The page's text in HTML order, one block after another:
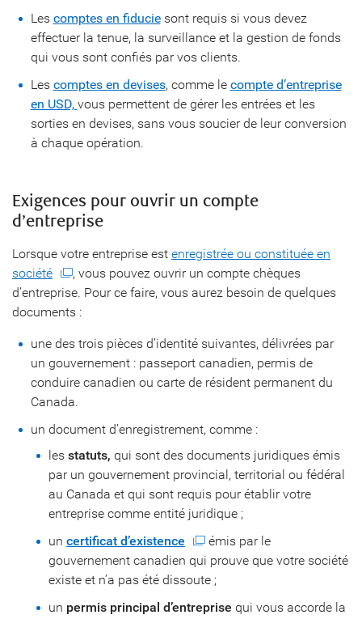
Les comptes en fiduciesont requis si vous devez
effectuer la tenue, la surveillance et la gestion de fonds
qui vous sont confiés par vos clients.
Les comptes en devises, comme le compte d’entreprise
en USD, vous permettent de gérer les entrées et les
sorties en devises, sans vous soucier de leur conversion
à chaque opération.
Exigences pour ouvrir un compte
d’entreprise
Lorsque votre entreprise est enregistrée ou constituée en
société
, vous pouvez ouvrir un compte chèques
d’entreprise. Pour ce faire, vous aurez besoin de quelques
documents :
une des trois pièces d’identité suivantes, délivrées par
un gouvernement : passeport canadien, permis de
conduire canadien ou carte de résident permanent du
Canada.
un document d’enregistrement, comme :
les statuts, qui sont des documents juridiques émis
par un gouvernement provincial, territorial ou fédéral
au Canada et qui sont requis pour établir votre
entreprise comme entité juridique ;
un certificat d’existence
émis par le
gouvernement canadien qui prouve que votre société
existe et n’a pas été dissoute ;
un permis principal d’entreprise qui vous accorde la